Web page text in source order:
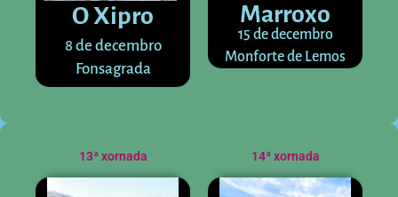
O Xipro
8 de decembro
Fonsagrada
Marroxo
15 de decembro
Monforte de Lemos
13ª xornada 14ª xornada